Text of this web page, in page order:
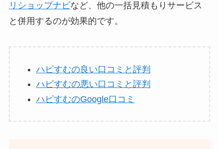
リショップナビなど、他の一括見積もりサービス
と併用するのが効果的です。
ハピすむの良い口コミと評判
ハピすむの悪い口コミと評判
ハピすむのGoogle口コミ